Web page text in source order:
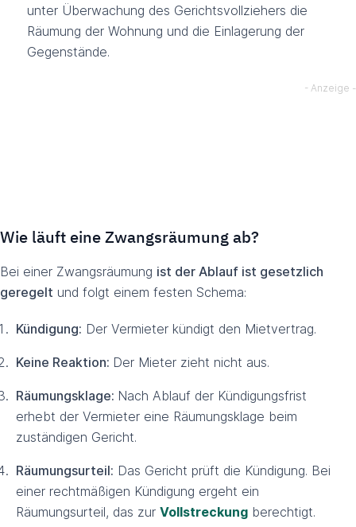
unter Überwachung des Gerichtsvollziehers die
Räumung der Wohnung und die Einlagerung der
Gegenstände.
Wie läuft eine Zwangsräumung ab?
Bei einer Zwangsräumung ist der Ablauf ist gesetzlich
geregelt und folgt einem festen Schema:
Kündigung: Der Vermieter kündigt den Mietvertrag.
Keine Reaktion: Der Mieter zieht nicht aus.
Räumungsklage: Nach Ablauf der Kündigungsfrist
erhebt der Vermieter eine Räumungsklage beim
zuständigen Gericht.
Räumungsurteil: Das Gericht prüft die Kündigung. Bei
einer rechtmäßigen Kündigung ergeht ein
Räumungsurteil, das zur Vollstreckung berechtigt.